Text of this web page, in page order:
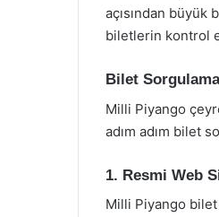
açısından büyük
biletlerin kontrol
Bilet
Milli Piyango
adım adım bilet
1. Resmi Web
Milli Piyango